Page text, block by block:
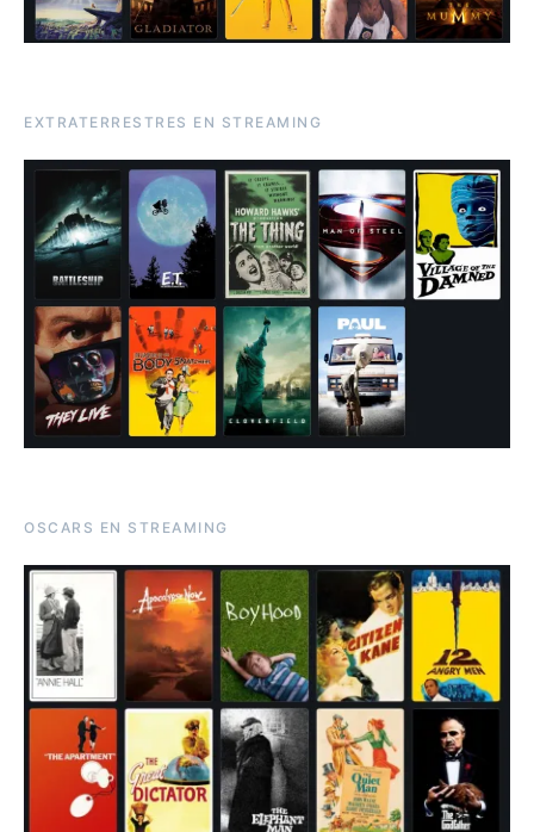
EXTRATERRESTRES EN STREAMING
OSCARS EN STREAMING